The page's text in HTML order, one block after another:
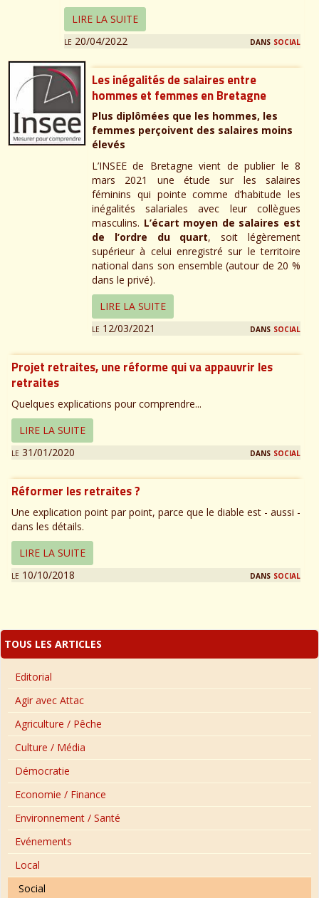
le 20/04/2022 dans social
LIRE LA SUITE
Les inégalités de salaires entre
hommes et femmes en Bretagne
le 12/03/2021 dans social
Plus diplômées que les hommes, les
femmes perçoivent des salaires moins
élevés
L’INSEE de Bretagne vient de publier le 8
mars 2021 une étude sur les salaires
féminins qui pointe comme d’habitude les
inégalités salariales avec leur collègues
masculins. L’écart moyen de salaires est
de l’ordre du quart, soit légèrement
supérieur à celui enregistré sur le territoire
national dans son ensemble (autour de 20 %
dans le privé).
LIRE LA SUITE
Projet retraites, une réforme qui va appauvrir les
retraites
le 31/01/2020 dans social
Quelques explications pour comprendre...
LIRE LA SUITE
Réformer les retraites ?
le 10/10/2018 dans social
Une explication point par point, parce que le diable est - aussi -
dans les détails.
LIRE LA SUITE
TOUS LES ARTICLES
Editorial
Agir avec Attac
Agriculture / Pêche
Culture / Média
Démocratie
Economie / Finance
Environnement / Santé
Evénements
Local
Social